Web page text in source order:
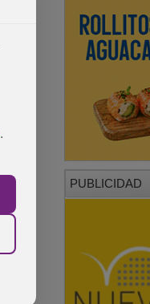
PUBLICIDAD
.